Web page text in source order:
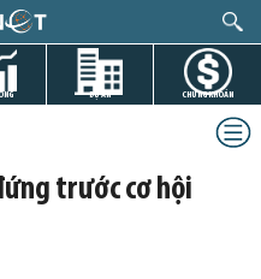
DỰ ÁN CHỨNG KHOÁN
trước cơ hội